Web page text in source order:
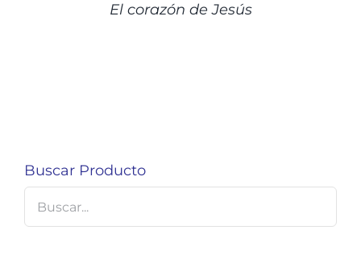
El corazón de Jesús
Buscar Producto